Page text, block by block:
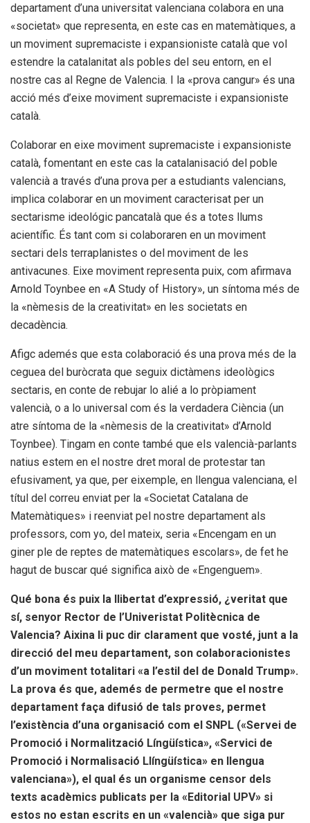
departament d’una universitat valenciana colabora en una
«societat» que representa, en este cas en matemàtiques, a
un moviment supremaciste i expansioniste català que vol
estendre la catalanitat als pobles del seu entorn, en el
nostre cas al Regne de Valencia. I la «prova cangur» és una
acció més d’eixe moviment supremaciste i expansioniste
català.
Colaborar en eixe moviment supremaciste i expansioniste
català, fomentant en este cas la catalanisació del poble
valencià a través d’una prova per a estudiants valencians,
implica colaborar en un moviment caracterisat per un
sectarisme ideológic pancatalà que és a totes llums
acientífic. És tant com si colaboraren en un moviment
sectari dels terraplanistes o del moviment de les
antivacunes. Eixe moviment representa puix, com afirmava
Arnold Toynbee en «A Study of History», un síntoma més de
la «nèmesis de la creativitat» en les societats en
decadència.
Afigc ademés que esta colaboració és una prova més de la
ceguea del buròcrata que seguix dictàmens ideològics
sectaris, en conte de rebujar lo alié a lo pròpiament
valencià, o a lo universal com és la verdadera Ciència (un
atre síntoma de la «nèmesis de la creativitat» d’Arnold
Toynbee). Tingam en conte també que els valencià-parlants
natius estem en el nostre dret moral de protestar tan
efusivament, ya que, per eixemple, en llengua valenciana, el
títul del correu enviat per la «Societat Catalana de
Matemàtiques» i reenviat pel nostre departament als
professors, com yo, del mateix, seria «Encengam en un
giner ple de reptes de matemàtiques escolars», de fet he
hagut de buscar qué significa això de «Engenguem».
Qué bona és puix la llibertat d’expressió, ¿veritat que
sí, senyor Rector de l’Univeristat Politècnica de
Valencia? Aixina li puc dir clarament que vosté, junt a la
direcció del meu departament, son colaboracionistes
d’un moviment totalitari «a l’estil del de Donald Trump».
La prova és que, ademés de permetre que el nostre
departament faça difusió de tals proves, permet
l’existència d’una organisació com el SNPL («Servei de
Promoció i Normalització Língüística», «Servici de
Promoció i Normalisació Llíngüística» en llengua
valenciana»), el qual és un organisme censor dels
texts acadèmics publicats per la «Editorial UPV» si
estos no estan escrits en un «valencià» que siga pur